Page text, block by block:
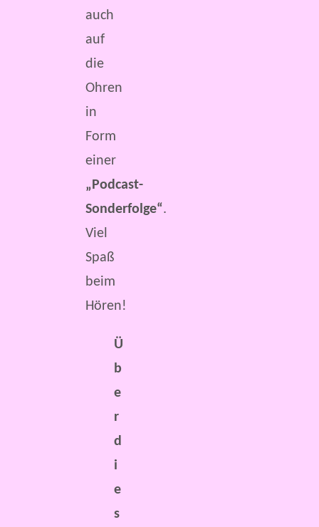
auch
auf
die
Ohren
in
Form
einer
„Podcast-
Sonderfolge“.
Viel
Spaß
beim
Hören!
Ü
b
e
r
d
i
e
s